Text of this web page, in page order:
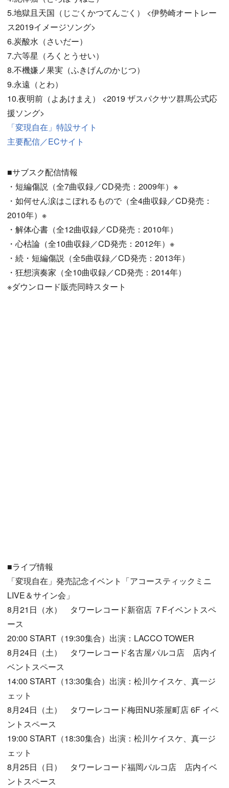
5.地獄且天国（じごくかつてんごく） <伊勢崎オートレー
ス2019イメージソング>
6.炭酸水（さいだー）
7.六等星（ろくとうせい）
8.不機嫌ノ果実（ふきげんのかじつ）
9.永遠（とわ）
10.夜明前（よあけまえ） <2019 ザスパクサツ群馬公式応
援ソング>
「変現自在」特設サイト
主要配信／ECサイト
■サブスク配信情報
・短編傷説（全7曲収録／CD発売：2009年）※
・如何せん涙はこぼれるもので（全4曲収録／CD発売：
2010年）※
・解体心書（全12曲収録／CD発売：2010年）
・心枯論（全10曲収録／CD発売：2012年）※
・続・短編傷説（全5曲収録／CD発売：2013年）
・狂想演奏家（全10曲収録／CD発売：2014年）
※ダウンロード販売同時スタート
■ライブ情報
「変現自在」発売記念イベント「アコースティックミニ
LIVE＆サイン会」
8月21日（水） タワーレコード新宿店 ７Fイベントスペ
ース
20:00 START（19:30集合）出演：LACCO TOWER
8月24日（土） タワーレコード名古屋パルコ店 店内イ
ベントスペース
14:00 START（13:30集合）出演：松川ケイスケ、真一ジ
ェット
8月24日（土） タワーレコード梅田NU茶屋町店 6F イベ
ントスペース
19:00 START（18:30集合）出演：松川ケイスケ、真一ジ
ェット
8月25日（日） タワーレコード福岡パルコ店 店内イベ
ントスペース